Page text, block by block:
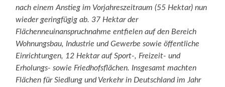
nach einem Anstieg im Vorjahreszeitraum (55 Hektar) nun
wieder geringfügig ab. 37 Hektar der
Flächenneuinanspruchnahme entfielen auf den Bereich
Wohnungsbau, Industrie und Gewerbe sowie öffentliche
Einrichtungen, 12 Hektar auf Sport-, Freizeit- und
Erholungs- sowie Friedhofsflächen. Insgesamt machten
Flächen für Siedlung und Verkehr in Deutschland im Jahr